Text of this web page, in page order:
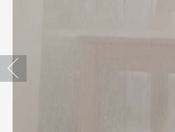
Previous